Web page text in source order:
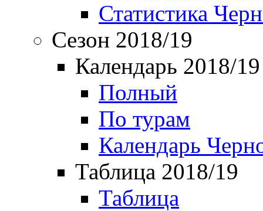
Статистика
Сезон 2018/19
Календарь 2018/19
Полный
По турам
Календарь
Таблица 2018/19
Таблица